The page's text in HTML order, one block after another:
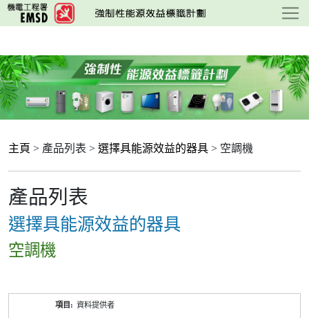
跳
至
要
內
容
主頁 > 產品列表 > 選擇具能源效益的器具 > 空調機
產品列表
選擇具能源效益的器具
空調機
資料提供者